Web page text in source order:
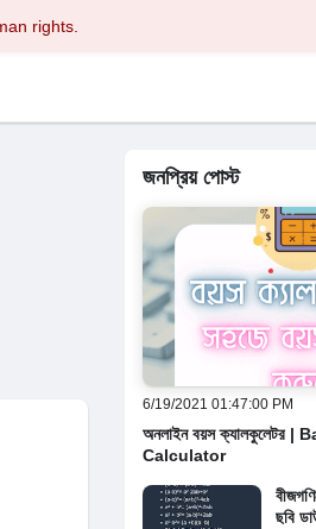
rights.
জনপ্রিয় পোস্ট
অনলাইন বয়স ক্যালকুলেটর |
Calculator
6/19/2021 01:47:00 PM
ছবি